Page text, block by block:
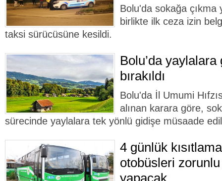
Bolu'da sokağa çıkma
birlikte ilk ceza izin
taksi sürücüsüne kesildi.
Bolu’da
bırakıldı
Bolu'da İl Umumi
alınan karara göre,
sürecinde yaylalara tek yönlü gidişe müsaade
4 günlük
otobüsleri
yapacak